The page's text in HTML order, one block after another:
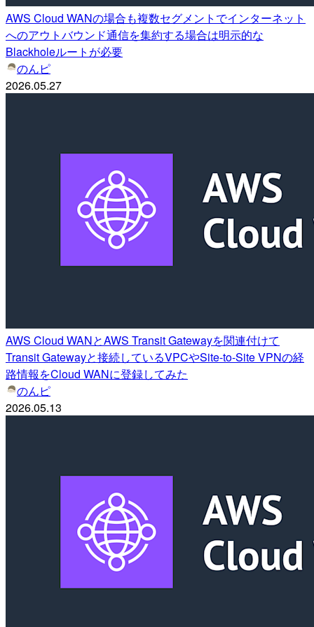
AWS Cloud WANの場合も複数セグメントでインターネット
へのアウトバウンド通信を集約する場合は明示的な
Blackholeルートが必要
のんピ
2026.05.27
AWS Cloud WANとAWS Transit Gatewayを関連付けて
Transit Gatewayと接続しているVPCやSite-to-Site VPNの経
路情報をCloud WANに登録してみた
のんピ
2026.05.13